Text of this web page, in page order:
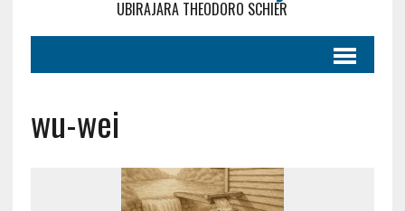
UBIRAJARA THEODORO SCHIER
wu-wei